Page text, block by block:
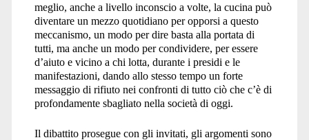
meglio, anche a livello inconscio a volte, la cucina può
diventare un mezzo quotidiano per opporsi a questo
meccanismo, un modo per dire basta alla portata di
tutti, ma anche un modo per condividere, per essere
d’aiuto e vicino a chi lotta, durante i presidi e le
manifestazioni, dando allo stesso tempo un forte
messaggio di rifiuto nei confronti di tutto ciò che c’è di
profondamente sbagliato nella società di oggi.
Il dibattito prosegue con gli invitati, gli argomenti sono